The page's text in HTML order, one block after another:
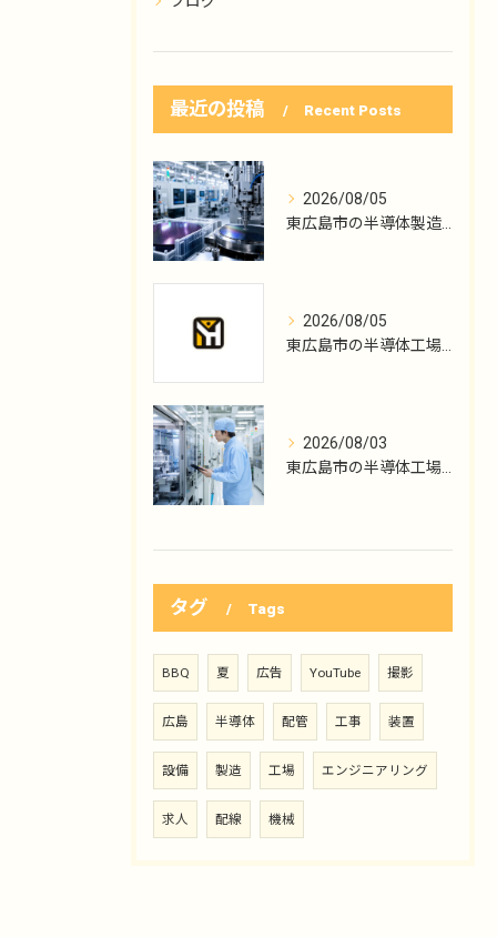
最近の投稿 Recent Posts
2026/08/05
2026/08/05
2026/08/03
タグ Tags
BBQ 夏 広告 YouTube 撮影
広島 半導体 配管 工事 装置
設備 製造 工場 エンジニアリング
求人 配線 機械